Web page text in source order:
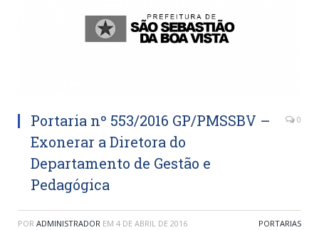
Portaria nº 553/2016 GP/PMSSBV –
Exonerar a Diretora do
Departamento de Gestão e
Pedagógica
0
POR ADMINISTRADOR EM 4 DE ABRIL DE 2016 PORTARIAS